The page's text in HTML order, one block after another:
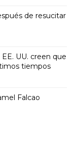
de resucitar
UU. creen que
tiempos
Falcao